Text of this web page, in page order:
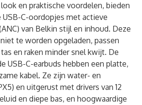
en praktische voordelen, bieden
USB-C-oordopjes met actieve
van Belkin stijl en inhoud. Deze
te worden opgeladen, passen
en raken minder snel kwijt. De
USB-C-earbuds hebben een platte,
kabel. Ze zijn water- en
en uitgerust met drivers van 12
en diepe bas, en hoogwaardige